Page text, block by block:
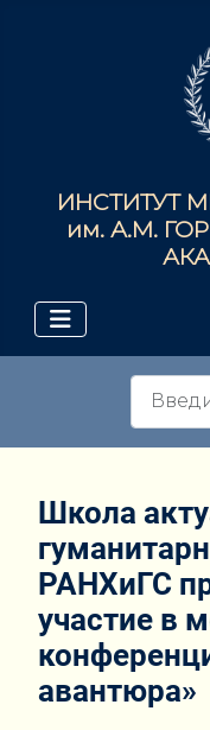
ИНСТИТУТ
им. А.М.
Школа
РАНХиГС
участие в
авантюра»